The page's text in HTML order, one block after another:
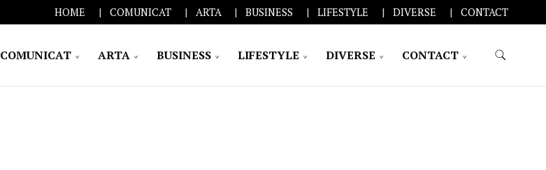
HOME COMUNICAT ARTA BUSINESS LIFESTYLE DIVERSE CONTACT
COMUNICAT ARTA BUSINESS LIFESTYLE DIVERSE CONTACT